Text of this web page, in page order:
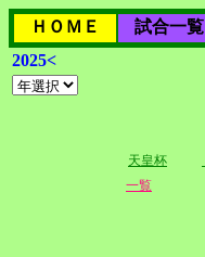
ＨＯＭＥ 試合一覧
2025<
天皇杯
一覧